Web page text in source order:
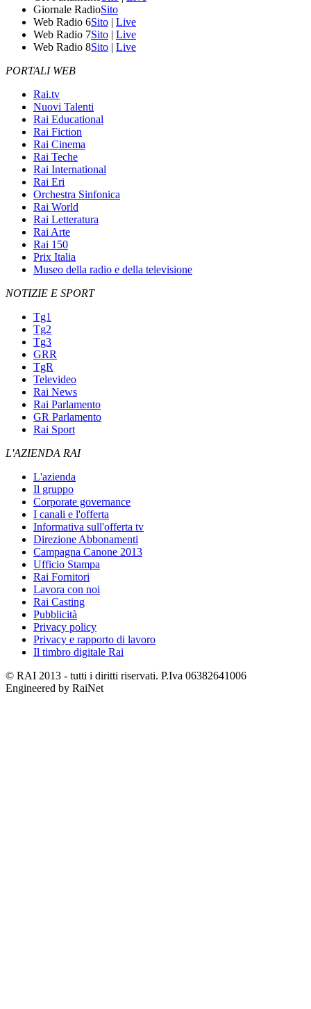
Giornale RadioSito
Web Radio 6Sito | Live
Web Radio 7Sito | Live
Web Radio 8Sito | Live
PORTALI WEB
Rai.tv
Nuovi Talenti
Rai Educational
Rai Fiction
Rai Cinema
Rai Teche
Rai International
Rai Eri
Orchestra Sinfonica
Rai World
Rai Letteratura
Rai Arte
Rai 150
Prix Italia
Museo della radio e della televisione
NOTIZIE E SPORT
Tg1
Tg2
Tg3
GRR
TgR
Televideo
Rai News
Rai Parlamento
GR Parlamento
Rai Sport
L'AZIENDA RAI
L'azienda
Il gruppo
Corporate governance
I canali e l'offerta
Informativa sull'offerta tv
Direzione Abbonamenti
Campagna Canone 2013
Ufficio Stampa
Rai Fornitori
Lavora con noi
Rai Casting
Pubblicità
Privacy policy
Privacy e rapporto di lavoro
Il timbro digitale Rai
© RAI 2013 - tutti i diritti riservati. P.Iva 06382641006
Engineered by RaiNet